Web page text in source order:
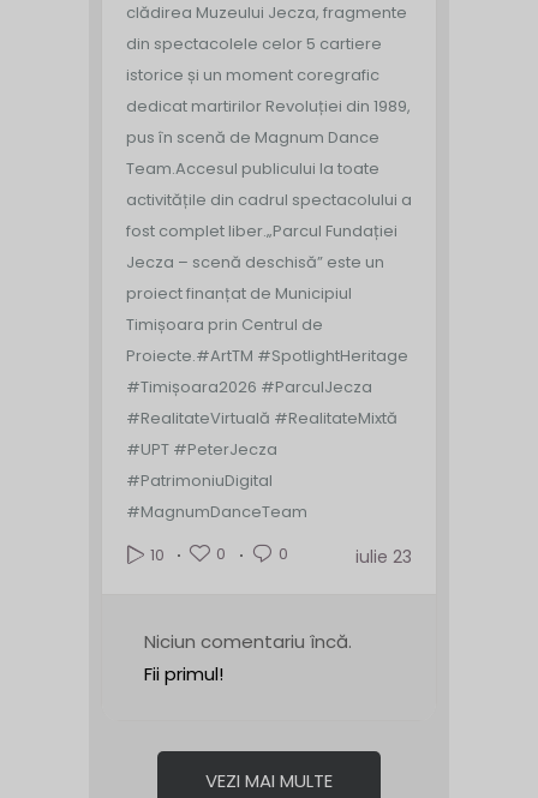
clădirea Muzeului Jecza, fragmente
din spectacolele celor 5 cartiere
istorice și un moment coregrafic
dedicat martirilor Revoluției din 1989,
pus în scenă de Magnum Dance
Team.Accesul publicului la toate
activitățile din cadrul spectacolului a
fost complet liber.„Parcul Fundației
Jecza – scenă deschisă” este un
proiect finanțat de Municipiul
Timișoara prin Centrul de
Proiecte.#ArtTM #SpotlightHeritage
#Timișoara2026 #ParculJecza
#RealitateVirtuală #RealitateMixtă
#UPT #PeterJecza
#PatrimoniuDigital
#MagnumDanceTeam
10
0 0 iulie 23
Niciun comentariu încă.
Fii primul!
VEZI MAI MULTE